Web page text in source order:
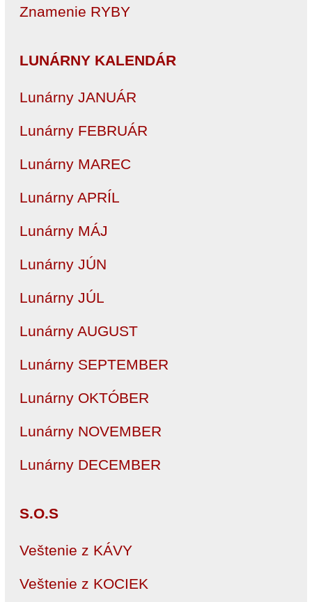
Znamenie RYBY
LUNÁRNY KALENDÁR
Lunárny JANUÁR
Lunárny FEBRUÁR
Lunárny MAREC
Lunárny APRÍL
Lunárny MÁJ
Lunárny JÚN
Lunárny JÚL
Lunárny AUGUST
Lunárny SEPTEMBER
Lunárny OKTÓBER
Lunárny NOVEMBER
Lunárny DECEMBER
S.O.S
Veštenie z KÁVY
Veštenie z KOCIEK